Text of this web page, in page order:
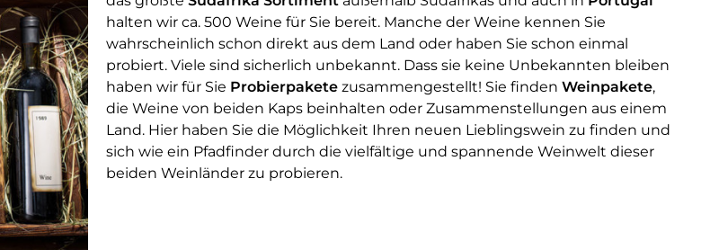
halten wir ca. 500 Weine für Sie bereit. Manche der Weine kennen Sie
wahrscheinlich schon direkt aus dem Land oder haben Sie schon einmal
probiert. Viele sind sicherlich unbekannt. Dass sie keine Unbekannten bleiben
haben wir für Sie Probierpakete zusammengestellt! Sie finden Weinpakete,
die Weine von beiden Kaps beinhalten oder Zusammenstellungen aus einem
Land. Hier haben Sie die Möglichkeit Ihren neuen Lieblingswein zu finden und
sich wie ein Pfadfinder durch die vielfältige und spannende Weinwelt dieser
beiden Weinländer zu probieren.